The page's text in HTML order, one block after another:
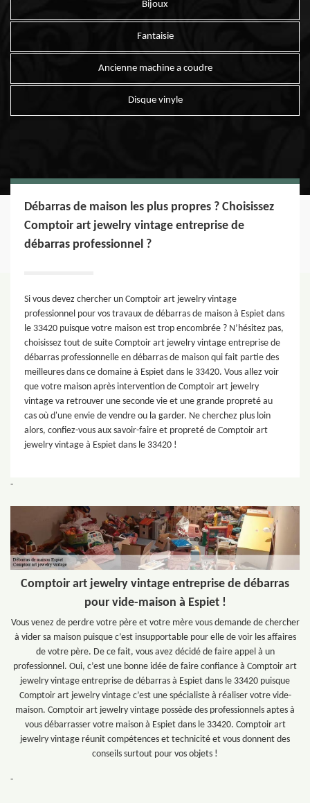
Bijoux
Fantaisie
Ancienne machine a coudre
Disque vinyle
Débarras de maison les plus propres ? Choisissez
Comptoir art jewelry vintage entreprise de
débarras professionnel ?
Si vous devez chercher un Comptoir art jewelry vintage
professionnel pour vos travaux de débarras de maison à Espiet dans
le 33420 puisque votre maison est trop encombrée ? N’hésitez pas,
choisissez tout de suite Comptoir art jewelry vintage entreprise de
débarras professionnelle en débarras de maison qui fait partie des
meilleures dans ce domaine à Espiet dans le 33420. Vous allez voir
que votre maison après intervention de Comptoir art jewelry
vintage va retrouver une seconde vie et une grande propreté au
cas où d'une envie de vendre ou la garder. Ne cherchez plus loin
alors, confiez-vous aux savoir-faire et propreté de Comptoir art
jewelry vintage à Espiet dans le 33420 !
-
Comptoir art jewelry vintage entreprise de débarras
pour vide-maison à Espiet !
Vous venez de perdre votre père et votre mère vous demande de chercher
à vider sa maison puisque c’est insupportable pour elle de voir les affaires
de votre père. De ce fait, vous avez décidé de faire appel à un
professionnel. Oui, c’est une bonne idée de faire confiance à Comptoir art
jewelry vintage entreprise de débarras à Espiet dans le 33420 puisque
Comptoir art jewelry vintage c’est une spécialiste à réaliser votre vide-
maison. Comptoir art jewelry vintage possède des professionnels aptes à
vous débarrasser votre maison à Espiet dans le 33420. Comptoir art
jewelry vintage réunit compétences et technicité et vous donnent des
conseils surtout pour vos objets !
-